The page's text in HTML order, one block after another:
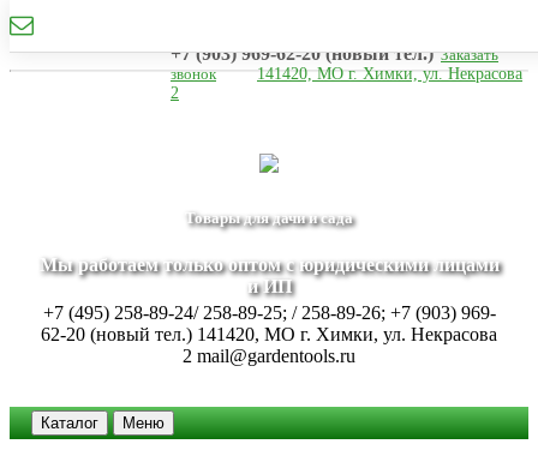
mail@gardentools.ru
+7 (903) 969-62-20 (новый тел.) Заказать
звонок
141420, МО г. Химки, ул. Некрасова
2
Товары для дачи и сада
Мы работаем только оптом с юридическими лицами
и ИП
+7 (495) 258-89-24/ 258-89-25; / 258-89-26; +7 (903) 969-
62-20 (новый тел.) 141420, МО г. Химки, ул. Некрасова
2 mail@gardentools.ru
Каталог Меню